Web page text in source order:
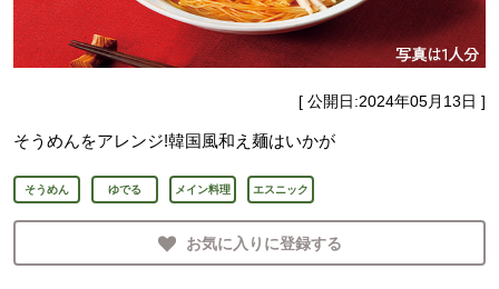
[ 公開日:2024年05月13日 ]
そうめんをアレンジ!韓国風和え麺はいかが
そうめん ゆでる メイン料理 エスニック
お気に入りに登録する